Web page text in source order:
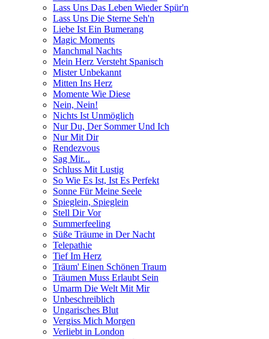
Lass Uns Das Leben Wieder Spür'n
Lass Uns Die Sterne Seh'n
Liebe Ist Ein Bumerang
Magic Moments
Manchmal Nachts
Mein Herz Versteht Spanisch
Mister Unbekannt
Mitten Ins Herz
Momente Wie Diese
Nein, Nein!
Nichts Ist Unmöglich
Nur Du, Der Sommer Und Ich
Nur Mit Dir
Rendezvous
Sag Mir...
Schluss Mit Lustig
So Wie Es Ist, Ist Es Perfekt
Sonne Für Meine Seele
Spieglein, Spieglein
Stell Dir Vor
Summerfeeling
Süße Träume in Der Nacht
Telepathie
Tief Im Herz
Träum' Einen Schönen Traum
Träumen Muss Erlaubt Sein
Umarm Die Welt Mit Mir
Unbeschreiblich
Ungarisches Blut
Vergiss Mich Morgen
Verliebt in London